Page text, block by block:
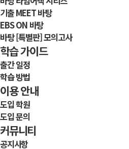
기출 MEET 바탕
EBS ON 바탕
바탕 [특별판] 모의고사
학습 가이드
출간 일정
학습 방법
이용 안내
도입 학원
도입 문의
커뮤니티
공지사항